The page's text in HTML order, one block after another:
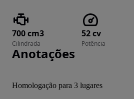
700 cm3
Cilindrada
52 cv
Potência
Anotações
Homologação para 3 lugares